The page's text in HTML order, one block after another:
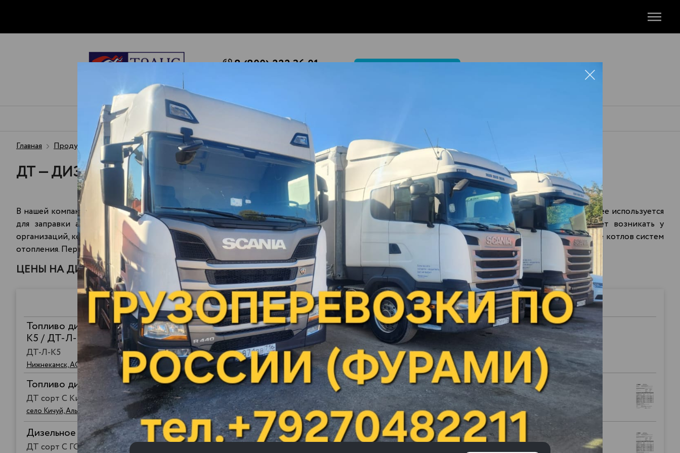
8 (800) 222 36 01
ПЕРЕВОЗКА ЧТО МЫПЕРЕВОЗИМ
Главная Продукция - топливо ДТ Доставка ДТ в город Волгоград
ДТ — ДИЗЕЛЬНОЕ ТОПЛИВО ОПТОМ С ДОСТАВКОЙ В ГОРОД ВОЛГОГРАД
В нашей компании вы можете купить дизтопливо оптом в г.Волгоград по цене, которая соответствует среднерыночному показателю. Это горючее используется
для заправки автомобильного, железнодорожного транспорта и сельскохозяйственной техники. Спрос на дизтопливо оптом также может возникать у
организаций, которые занимаются обслуживанием электростанций передвижного или стационарного вида, а также специализируются на сервисе котлов систем
отопления. Передпокупкой ДТ оптом в г.Волгоград необходимо определиться, какой именно вид горючего вам необходим.
ЦЕНЫ НА ДИЗЕЛЬНОЕ ТОПЛИВО
Цена за тонну Плотность
при наливе
Цена за литр
Топливо дизельное ЕВРО, летнее, сорта С, экологического класса
К5 / ДТ-Л-К5 (по ГОСТ 32511-2013)
ДТ-Л-К5
Нижнекамск, АО "ТАНЕКО"
141 000 р. *
цена на дату:
10-06-2026
0.821 115.76 р.*
Топливо дизельное ЕВРО летнее сорт C , ДТ-C-К5 Кичуй
ДТ сорт C Кичуй
село Кичуй, Альметьевский район, Республика Татарстан, Кичуйский НПЗ
132 000 р.*
цена на дату:
24-06-2026
0.825 108.90 р.*
Дизельное топливо ЕВРО, класс С, вид III
ДТ сорт С ГОСТ
130 000 р.*
0.830 107.90 р.*